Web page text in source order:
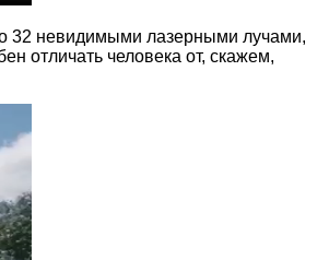
32 невидимыми лазерными лучами,
отличать человека от, скажем,